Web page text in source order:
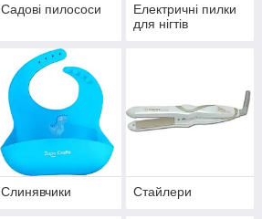
Садові пилососи
Електричні пилки
для нігтів
Слинявчики Стайлери